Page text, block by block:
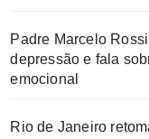
Padre Marcelo
depressão e fala
emocional
Rio de Janeiro